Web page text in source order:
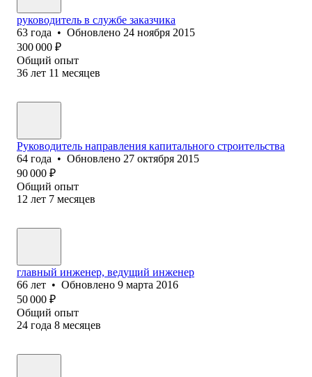
руководитель в службе заказчика
63 года • Обновлено 24 ноября 2015
300 000 ₽
Общий опыт
36 лет 11 месяцев
Руководитель направления капитального строительства
64 года • Обновлено 27 октября 2015
90 000 ₽
Общий опыт
12 лет 7 месяцев
главный инженер, ведущий инженер
66 лет • Обновлено 9 марта 2016
50 000 ₽
Общий опыт
24 года 8 месяцев